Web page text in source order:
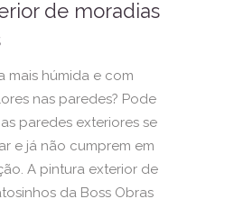
de moradias
mais húmida e com
nas paredes? Pode
paredes exteriores se
e já não cumprem em
A pintura exterior de
da Boss Obras